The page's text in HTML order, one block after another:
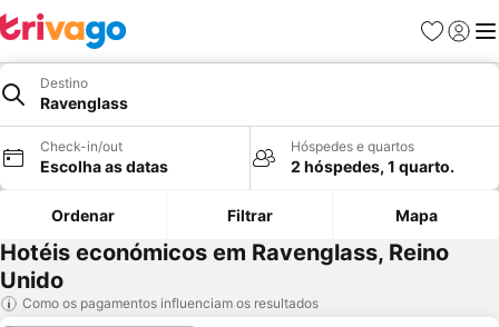
Favoritos
Iniciar
Destino
Ravenglass
Check-in/out
Escolha as datas
Hóspedes e quartos
2 hóspedes, 1 quarto.
Ordenar Filtrar Mapa
Hotéis económicos em Ravenglass, Reino
Unido
Como os pagamentos influenciam os resultados